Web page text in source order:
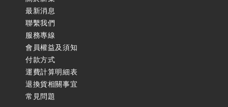
最新消息
聯繫我們
服務專線
會員權益及須知
付款方式
運費計算明細表
退換貨相關事宜
常見問題